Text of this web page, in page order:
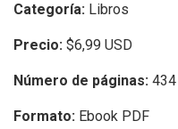
Categoría: Libros
Precio: $6,99 USD
Número de páginas: 434
Formato: Ebook PDF